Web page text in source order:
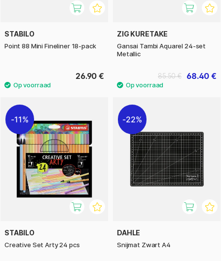
STABILO
Point 88 Mini Fineliner 18-pack
26.90 €
ZIG KURETAKE
Gansai Tambi Aquarel 24-set
Metallic
68.40 €
85.50 €
11%
STABILO
Creative Set Arty 24 pcs
22%
DAHLE
Snijmat Zwart A4